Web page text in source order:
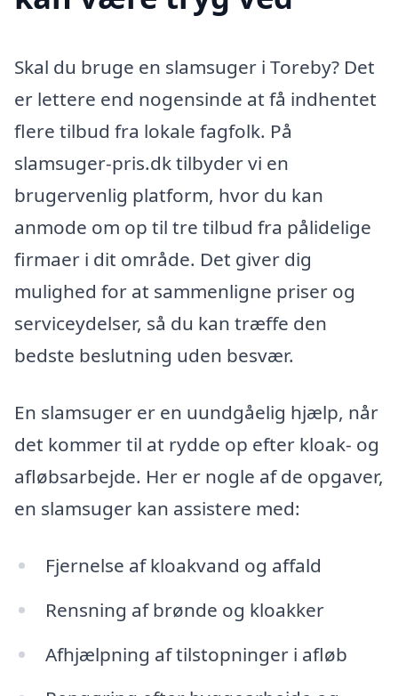
Skal du bruge en slamsuger i Toreby? Det
er lettere end nogensinde at få indhentet
flere tilbud fra lokale fagfolk. På
slamsuger-pris.dk tilbyder vi en
brugervenlig platform, hvor du kan
anmode om op til tre tilbud fra pålidelige
firmaer i dit område. Det giver dig
mulighed for at sammenligne priser og
serviceydelser, så du kan træffe den
bedste beslutning uden besvær.
En slamsuger er en uundgåelig hjælp, når
det kommer til at rydde op efter kloak- og
afløbsarbejde. Her er nogle af de opgaver,
en slamsuger kan assistere med:
Fjernelse af kloakvand og affald
Rensning af brønde og kloakker
Afhjælpning af tilstopninger i afløb